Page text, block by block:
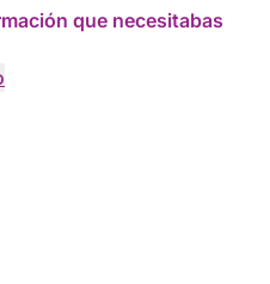
que necesitabas